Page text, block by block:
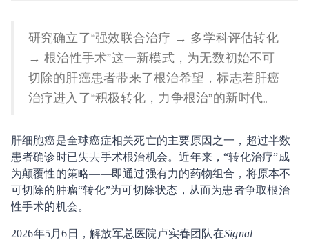
研究确立了“强效联合治疗 → 多学科评估转化
→ 根治性手术”这一新模式，为无数初始不可
切除的肝癌患者带来了根治希望，标志着肝癌
治疗进入了“积极转化，力争根治”的新时代。
肝细胞癌是全球癌症相关死亡的主要原因之一，超过半数
患者确诊时已失去手术根治机会。近年来，“转化治疗”成
为颠覆性的策略——即通过强有力的药物组合，将原本不
可切除的肿瘤“转化”为可切除状态，从而为患者争取根治
性手术的机会。
2026年5月6日，解放军总医院卢实春团队在Signal